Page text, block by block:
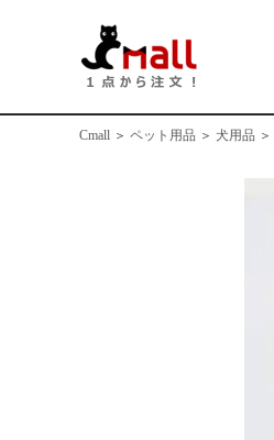
Cmall ＞ ペット用品 ＞ 犬用品 ＞